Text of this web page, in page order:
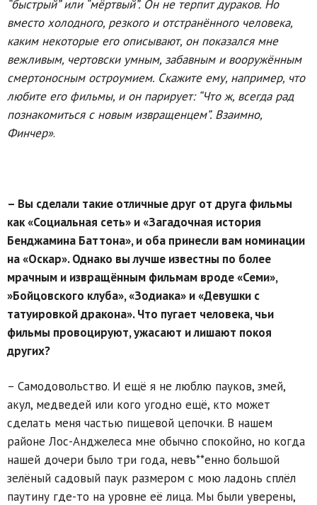
“быстрый” или “мёртвый”. Он не терпит дураков. Но
вместо холодного, резкого и отстранённого человека,
каким некоторые его описывают, он показался мне
вежливым, чертовски умным, забавным и вооружённым
смертоносным остроумием. Скажите ему, например, что
любите его фильмы, и он парирует: “Что ж, всегда рад
познакомиться с новым извращенцем”. Взаимно,
Финчер».
– Вы сделали такие отличные друг от друга фильмы
как «Социальная сеть» и «Загадочная история
Бенджамина Баттона», и оба принесли вам номинации
на «Оскар». Однако вы лучше известны по более
мрачным и извращённым фильмам вроде «Семи»,
»Бойцовского клуба», «Зодиака» и «Девушки с
татуировкой дракона». Что пугает человека, чьи
фильмы провоцируют, ужасают и лишают покоя
других?
– Самодовольство. И ещё я не люблю пауков, змей,
акул, медведей или кого угодно ещё, кто может
сделать меня частью пищевой цепочки. В нашем
районе Лос-Анджелеса мне обычно спокойно, но когда
нашей дочери было три года, невъ**енно большой
зелёный садовый паук размером с мою ладонь сплёл
паутину где-то на уровне её лица. Мы были уверены,